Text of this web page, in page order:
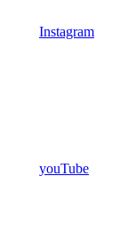
Instagram
youTube